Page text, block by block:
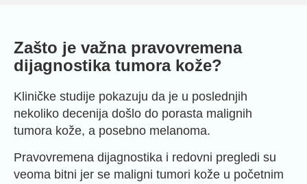
Zašto je važna pravovremena
dijagnostika tumora kože?
Kliničke studije pokazuju da je u poslednjih
nekoliko decenija došlo do porasta malignih
tumora kože, a posebno melanoma.
Pravovremena dijagnostika i redovni pregledi su
veoma bitni jer se maligni tumori kože u početnim